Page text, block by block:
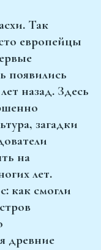
Так
европейцы
появились
назад. Здесь
загадки
на
лет.
как смогли
древние